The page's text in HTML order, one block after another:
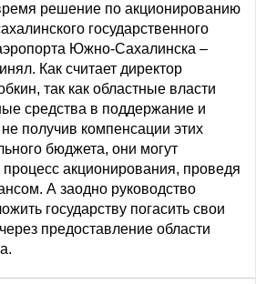
решение по акционированию
государственного
Южно-Сахалинска –
Как считает директор
так как областные власти
средства в поддержание и
получив компенсации этих
бюджета, они могут
процесс акционирования, проведя
А заодно руководство
государству погасить свои
предоставление области